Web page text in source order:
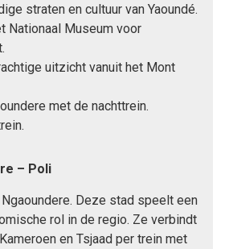
straten en cultuur van Yaoundé.
Nationaal Museum voor
uitzicht vanuit het Mont
met de nachttrein.
– Poli
Deze stad speelt een
rol in de regio. Ze verbindt
en Tsjaad per trein met